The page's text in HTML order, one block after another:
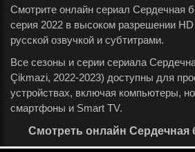
Смотрите онлайн сериал Сердечная
серия 2022 в высоком разрешении
русской озвучкой и субтитрами.
Все сезоны и серии сериала
Çikmazi, 2022-2023) доступны для
устройствах, включая компьютеры,
смартфоны и Smart TV.
Смотреть онлайн Сердечная